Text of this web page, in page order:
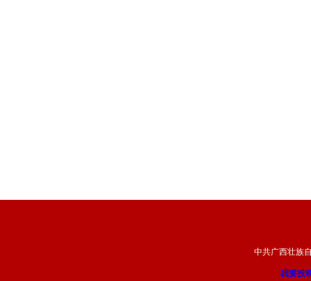
中共广西壮族
我要投